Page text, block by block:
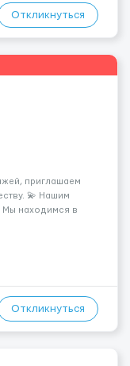
Откликнуться
приглашаем
💫 Нашим
Мы находимся в
работы. Поток 💝
Откликнуться